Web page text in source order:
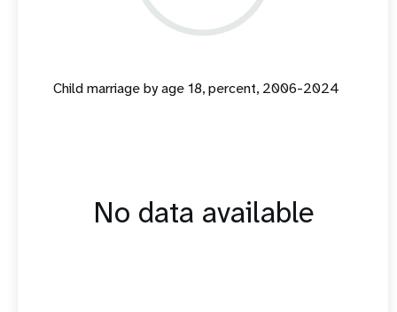
Child marriage by age 18, percent, 2006-2024
No data available